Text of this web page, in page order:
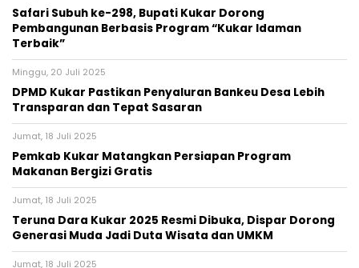
Safari Subuh ke-298, Bupati Kukar Dorong
Pembangunan Berbasis Program “Kukar Idaman
Terbaik”
Minggu, 20 Juli 2025
DPMD Kukar Pastikan Penyaluran Bankeu Desa Lebih
Transparan dan Tepat Sasaran
Jumat, 18 Juli 2025
Pemkab Kukar Matangkan Persiapan Program
Makanan Bergizi Gratis
Jumat, 18 Juli 2025
Teruna Dara Kukar 2025 Resmi Dibuka, Dispar Dorong
Generasi Muda Jadi Duta Wisata dan UMKM
Jumat, 18 Juli 2025